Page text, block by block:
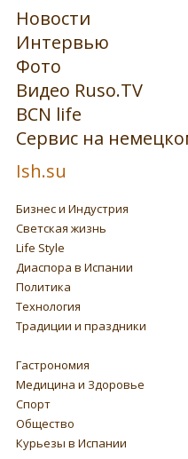
Новости
Интервью
Фото
Видео Ruso.TV
BCN life
Сервис на
Ish.su
Бизнес и Индустрия
Светская жизнь
Life Style
Диаспора в Испании
Политика
Технология
Традиции и праздники
Гастрономия
Медицина и Здоровье
Спорт
Общество
Курьезы в Испании